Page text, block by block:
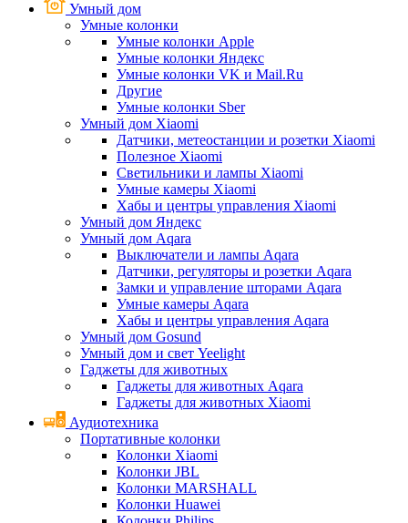
Умный дом
Умные колонки
Умные колонки Apple
Умные колонки Яндекс
Умные колонки VK и Mail.Ru
Другие
Умные колонки Sber
Умный дом Xiaomi
Датчики, метеостанции и розетки Xiaomi
Полезное Xiaomi
Светильники и лампы Xiaomi
Умные камеры Xiaomi
Хабы и центры управления Xiaomi
Умный дом Яндекс
Умный дом Aqara
Выключатели и лампы Aqara
Датчики, регуляторы и розетки Aqara
Замки и управление шторами Aqara
Умные камеры Aqara
Хабы и центры управления Aqara
Умный дом Gosund
Умный дом и свет Yeelight
Гаджеты для животных
Гаджеты для животных Aqara
Гаджеты для животных Xiaomi
Аудиотехника
Портативные колонки
Колонки Xiaomi
Колонки JBL
Колонки MARSHALL
Колонки Huawei